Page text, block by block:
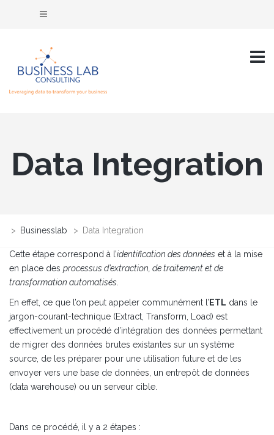
Data Integration
> Businesslab > Data Integration
Cette étape correspond à l’identification des données et à la mise
en place des processus d’extraction, de traitement et de
transformation automatisés.
En effet, ce que l’on peut appeler communément l’ ETL dans le
jargon-courant-technique (Extract, Transform, Load) est
effectivement un procédé d’intégration des données permettant
de migrer des données brutes existantes sur un système
source, de les préparer pour une utilisation future et de les
envoyer vers une base de données, un entrepôt de données
(data warehouse) ou un serveur cible.
Dans ce procédé, il y a 2 étapes :